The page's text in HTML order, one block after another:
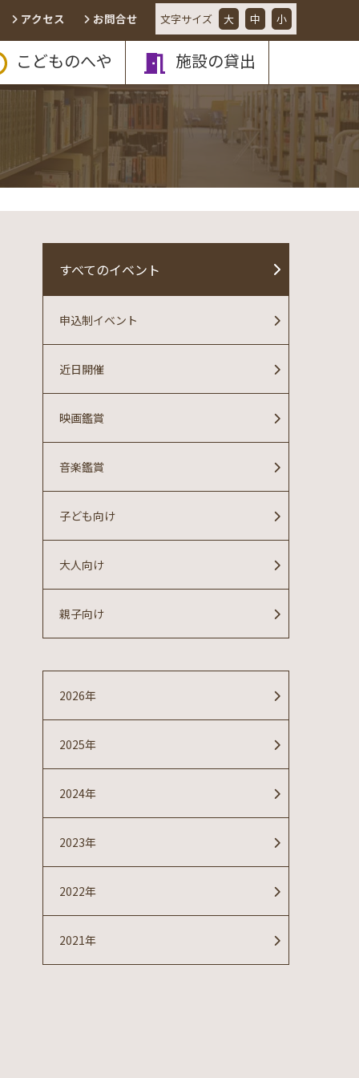
文字サイズ 大 中 小
アクセス お問合せ
こどものへや 施設の貸出
すべてのイベント
親子向け
大人向け
子ども向け
音楽鑑賞
映画鑑賞
近日開催
申込制イベント
2026年
2025年
2024年
2023年
2022年
2021年